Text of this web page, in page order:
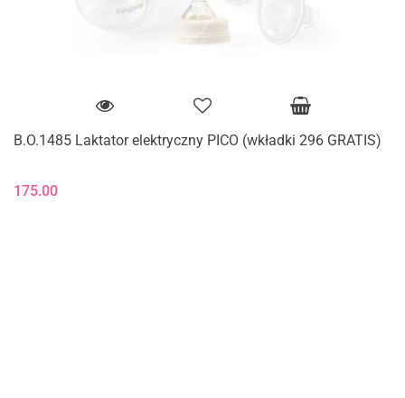
B.O.1485 Laktator elektryczny PICO (wkładki 296 GRATIS)
175.00